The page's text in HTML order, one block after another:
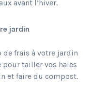
avant l’hiver.
jardin
de frais à votre jardin
pour tailler vos haies
et faire du compost.